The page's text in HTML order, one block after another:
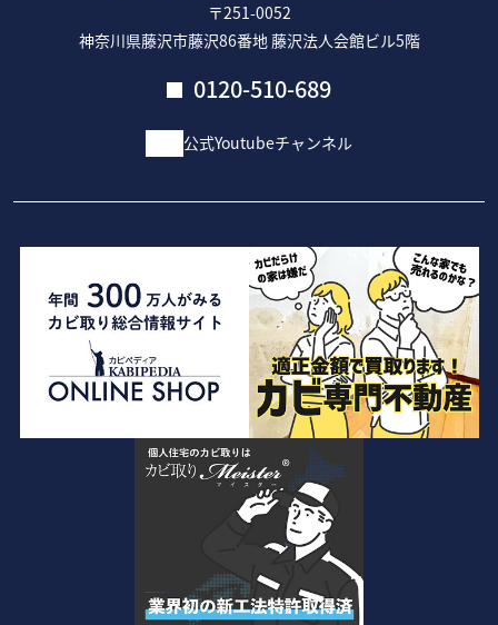
〒251-0052
神奈川県藤沢市藤沢86番地 藤沢法人会館ビル5階
0120-510-689
公式Youtubeチャンネル